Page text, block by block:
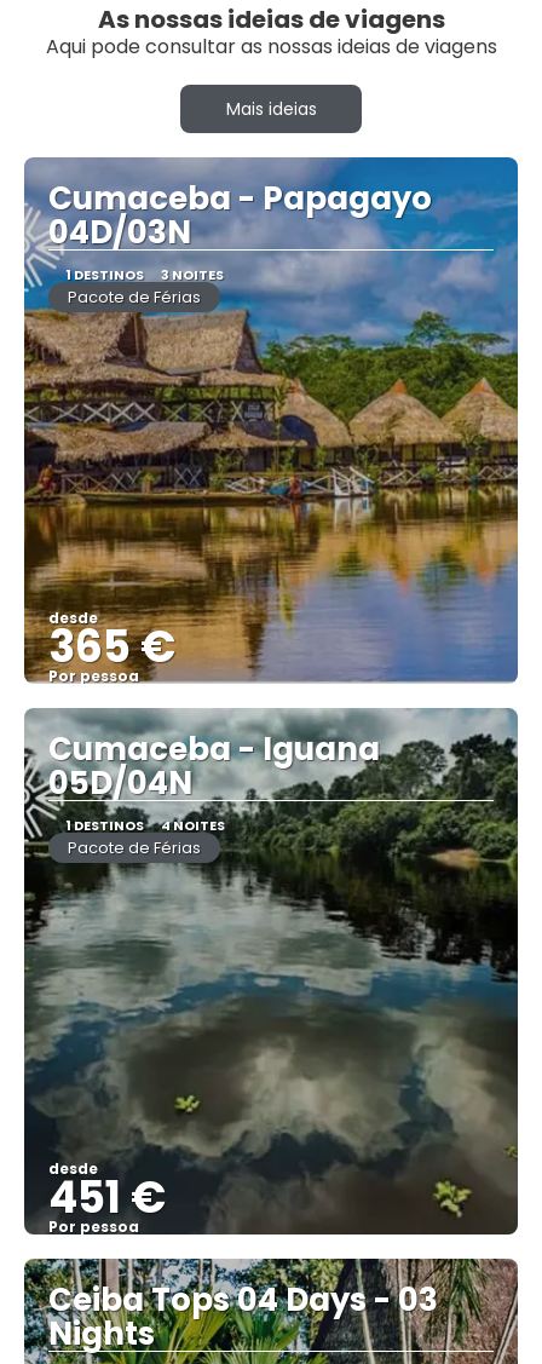
As nossas ideias de viagens
Aqui pode consultar as nossas ideias de viagens
Mais ideias
Cumaceba - Papagayo
04D/03N
1 DESTINOS 3 NOITES
Pacote de Férias
desde
365 €
Por pessoa
Vejo
Cumaceba - Iguana
05D/04N
1 DESTINOS 4 NOITES
Pacote de Férias
desde
451 €
Por pessoa
Vejo
Ceiba Tops 04 Days - 03
Nights